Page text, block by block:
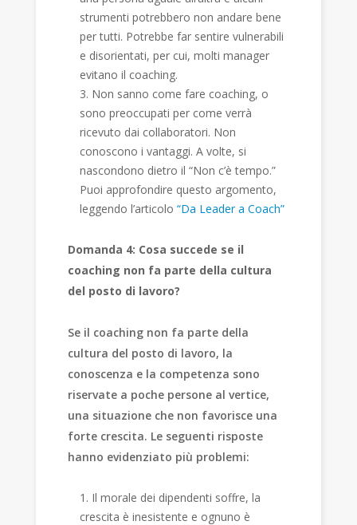
strumenti potrebbero non andare bene
per tutti. Potrebbe far sentire vulnerabili
e disorientati, per cui, molti manager
evitano il coaching.
Non sanno come fare coaching, o
sono preoccupati per come verrà
ricevuto dai collaboratori. Non
conoscono i vantaggi. A volte, si
nascondono dietro il “Non c’è tempo.”
Puoi approfondire questo argomento,
leggendo l’articolo “Da Leader a Coach”
Domanda 4: Cosa succede se il
coaching non fa parte della cultura
del posto di lavoro?
Se il coaching non fa parte della
cultura del posto di lavoro, la
conoscenza e la competenza sono
riservate a poche persone al vertice,
una situazione che non favorisce una
forte crescita. Le seguenti risposte
hanno evidenziato più problemi:
Il morale dei dipendenti soffre, la
crescita è inesistente e ognuno è